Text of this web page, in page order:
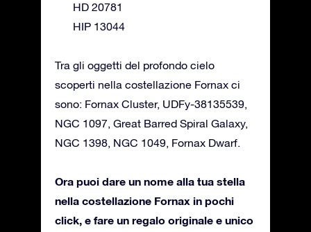
HD 20781
HIP 13044
Tra gli oggetti del profondo cielo
scoperti nella costellazione Fornax ci
sono: Fornax Cluster, UDFy-38135539,
NGC 1097, Great Barred Spiral Galaxy,
NGC 1398, NGC 1049, Fornax Dwarf.
Ora puoi dare un nome alla tua stella
nella costellazione Fornax in pochi
click, e fare un regalo originale e unico